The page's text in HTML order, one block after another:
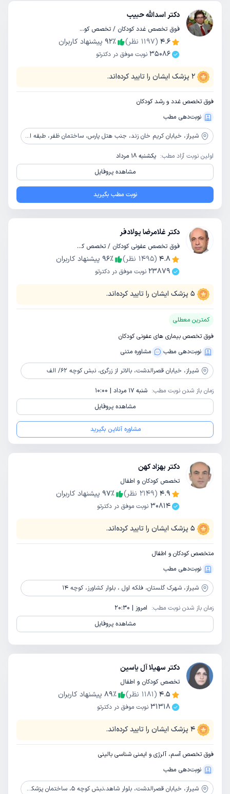
دکتر اسدالله حبیب
فوق تخصص غدد کودکان / تخصص کودکان و اطفال
4.6
(
1197 نظر) 92٪
پیشنهاد کاربران
35086 نوبت موفق در دکترتو
2 پزشک ایشان را تایید کرده‌اند.
فوق تخصص غدد و رشد کودکان
نوبت‌دهی مطب
شیراز، خیابان کریم خان زند، جنب هتل پارس، ساختمان ظفر، طبقه اول
اولین نوبت آزاد مطب: یکشنبه 18 مرداد
مشاهده پروفایل
نوبت مطب بگیرید
دکتر غلامرضا پولادفر
فوق تخصص عفونی کودکان / تخصص کودکان و اطفال
4.8
(
1495 نظر) 96٪
پیشنهاد کاربران
23879 نوبت موفق در دکترتو
5 پزشک ایشان را تایید کرده‌اند.
کمترین معطلی
فوق تخصص بیماری های عفونی کودکان
نوبت‌دهی مطب
مشاوره‌ متنی
شیراز، خیابان قصرالدشت، بالاتر از زرگری، نبش کوچه 62/ الف
زمان باز شدن نوبت مطب: شنبه 17 مرداد | 10:00
مشاهده پروفایل
مشاوره آنلاین بگیرید
دکتر بهزاد کهن
تخصص کودکان و اطفال
4.9
(
2149 نظر) 97٪
پیشنهاد کاربران
30814 نوبت موفق در دکترتو
5 پزشک ایشان را تایید کرده‌اند.
متخصص کودکان و اطفال
نوبت‌دهی مطب
شیراز، شهرک گلستان، فلکه اول ، بلوار کشاورز، کوچه 14
زمان باز شدن نوبت مطب: امروز | 20:30
مشاهده پروفایل
دکتر سهیلا آل یاسین
تخصص کودکان و اطفال
4.5
(
1181 نظر) 89٪
پیشنهاد کاربران
31318 نوبت موفق در دکترتو
4 پزشک ایشان را تایید کرده‌اند.
فوق تخصص آسم، آلرژی و ایمنی شناسی بالینی
نوبت‌دهی مطب
شیراز، خیابان قصرالدشت، بلوار شاهد،نبش کوچه 5، ساختمان پزشکی افلاک، طبقه اول، واحد 102